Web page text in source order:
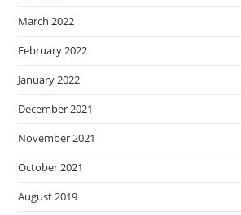
March 2022
February 2022
January 2022
December 2021
November 2021
October 2021
August 2019